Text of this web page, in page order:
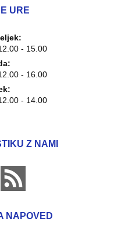
URE
- 15.00
- 16.00
- 14.00
Z NAMI
NAPOVED